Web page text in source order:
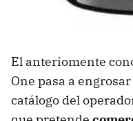
El anteriomente
One pasa a
catálogo del